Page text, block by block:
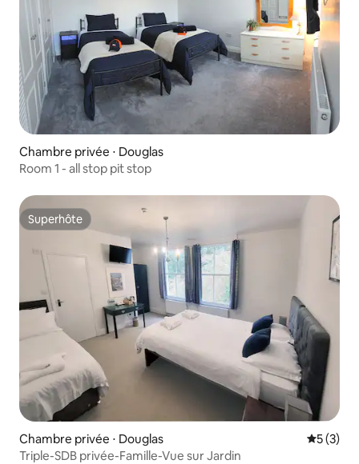
Chambre privée ⋅ Douglas
Room 1 - all stop pit stop
Superhôte
Superhôte
Chambre privée ⋅ Douglas
5 (3)
Triple-SDB privée-Famille-Vue sur Jardin